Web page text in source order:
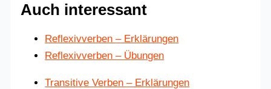
Auch interessant
Reflexivverben – Erklärungen
Reflexivverben – Übungen
Transitive Verben – Erklärungen